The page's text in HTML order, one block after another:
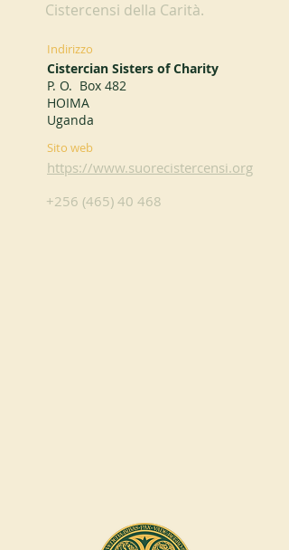
Cistercensi della Carità.
Indirizzo
Cistercian Sisters of Charity
P. O. Box 482
HOIMA
Uganda
Sito web
https://www.suorecistercensi.org
+256 (465) 40 468